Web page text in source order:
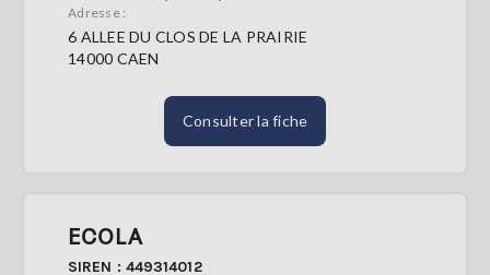
Adresse :
6 ALLEE DU CLOS DE LA PRAIRIE
14000 CAEN
Consulter la fiche
ECOLA
SIREN : 449314012